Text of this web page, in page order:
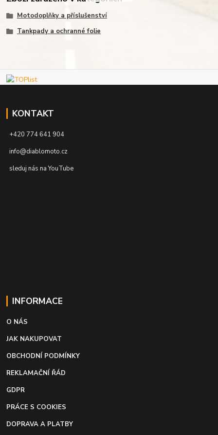
Motodoplňky a příslušenství
Tankpady a ochranné folie
KONTAKT
+420 774 641 904
info@diablomoto.cz
sleduj nás na YouTube
INFORMACE
O NÁS
JAK NAKUPOVAT
OBCHODNÍ PODMÍNKY
REKLAMAČNÍ ŘÁD
GDPR
PRÁCE S COOKIES
DOPRAVA A PLATBY